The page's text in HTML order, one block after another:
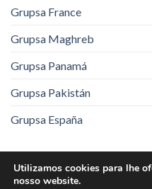
Grupsa France
Grupsa Maghreb
Grupsa Panamá
Grupsa Pakistán
Grupsa España
Aviso Legal
Utilizamos cookies para lhe
nosso website.